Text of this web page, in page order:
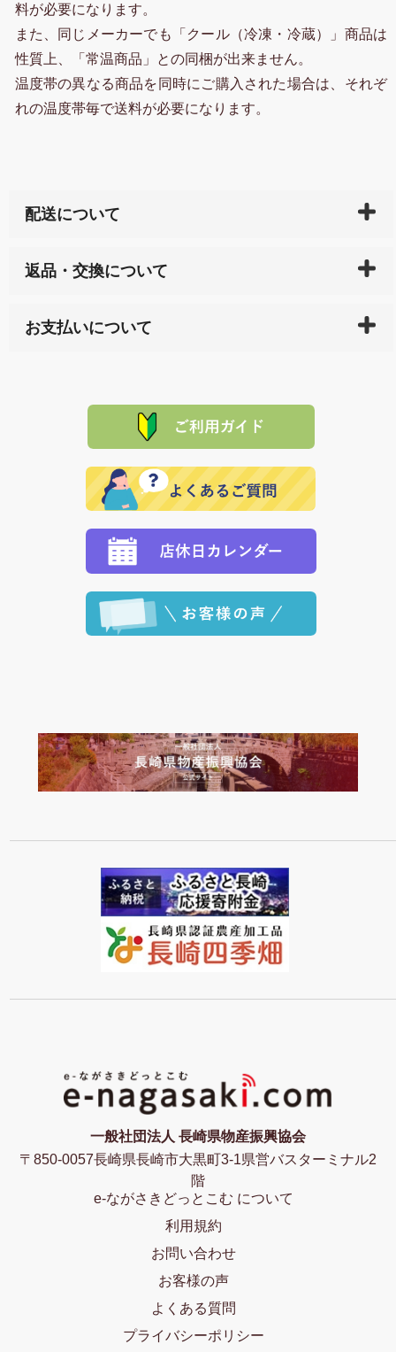
料が必要になります。
また、同じメーカーでも「クール（冷凍・冷蔵）」商品は
性質上、「常温商品」との同梱が出来ません。
温度帯の異なる商品を同時にご購入された場合は、それぞ
れの温度帯毎で送料が必要になります。
配送について
天ペイ」の方はご注文受付後）、 長崎県下全域に点在
サイト内で購入された商品の送料は、こちらの
全国送
れの生産メーカーからお客様の元へ直送いたしますの
で、 それぞれ個別に送料が必要になります。
返品・交換について
または配送途中の 事故などで不都合が生じている場合
品代金を返金いたします。）
その際は誠に申し訳ありませんが、当協会までご注文
願いいたします。
お支払いについて
た場合、お客様からの ご入金を確認した後で、商品を
※「クレジットカード」「PayPay」「楽天ペイ」を指
定された場合は、準備出来次第の便にてお送りいたし
ます。 （到着日指定をされている場合は、ご指定の日
程に合わせてお届けいたします。）
一般社団法人 長崎県物産振興協会
〒850-0057長崎県長崎市大黒町3-1県営バスターミナル2
階
e-ながさきどっとこむ について
利用規約
お問い合わせ
お客様の声
よくある質問
プライバシーポリシー